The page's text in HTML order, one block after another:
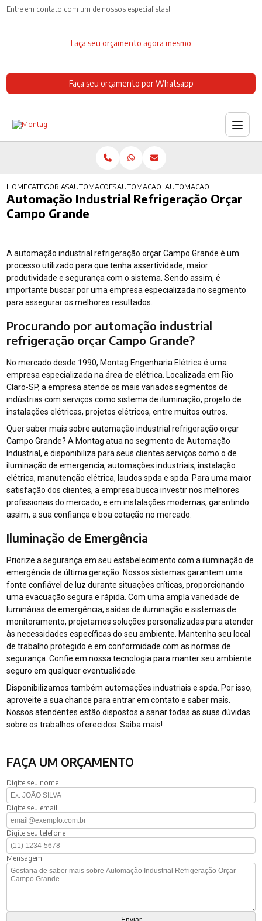
Entre em contato com um de nossos especialistas!
Faça seu orçamento agora mesmo
Faça seu orçamento por Whatsapp
HOMECATEGORIASAUTOMACOES INDUSTRIAISAUTOMACAO INDUSTRIAL MERCADO
AUTOMACAO INDUSTRIAL
Automação Industrial Refrigeração Orçar
Campo Grande
A automação industrial refrigeração orçar Campo Grande é um
processo utilizado para que tenha assertividade, maior
produtividade e segurança com o sistema. Sendo assim, é
importante buscar por uma empresa especializada no segmento
para assegurar os melhores resultados.
Procurando por automação industrial
refrigeração orçar Campo Grande?
No mercado desde 1990, Montag Engenharia Elétrica é uma
empresa especializada na área de elétrica. Localizada em Rio
Claro-SP, a empresa atende os mais variados segmentos de
indústrias com serviços como sistema de iluminação, projeto de
instalações elétricas, projetos elétricos, entre muitos outros.
Quer saber mais sobre automação industrial refrigeração orçar
Campo Grande? A Montag atua no segmento de Automação
Industrial, e disponibiliza para seus clientes serviços como o de
iluminação de emergencia, automações industriais, instalação
elétrica, manutenção elétrica, laudos spda e spda. Para uma maior
satisfação dos clientes, a empresa busca investir nos melhores
profissionais do mercado, e em instalações modernas, garantindo
assim, a sua confiança e boa cotação no mercado.
Iluminação de Emergência
Priorize a segurança em seu estabelecimento com a iluminação de
emergência de última geração. Nossos sistemas garantem uma
fonte confiável de luz durante situações críticas, proporcionando
uma evacuação segura e rápida. Com uma ampla variedade de
luminárias de emergência, saídas de iluminação e sistemas de
monitoramento, projetamos soluções personalizadas para atender
às necessidades específicas do seu ambiente. Mantenha seu local
de trabalho protegido e em conformidade com as normas de
segurança. Confie em nossa tecnologia para manter seu ambiente
seguro em qualquer eventualidade.
Disponibilizamos também automações industriais e spda. Por isso,
aproveite a sua chance para entrar em contato e saber mais.
Nossos atendentes estão dispostos a sanar todas as suas dúvidas
sobre os trabalhos oferecidos. Saiba mais!
FAÇA UM ORÇAMENTO
Digite seu nome
Digite seu email
Digite seu telefone
Mensagem